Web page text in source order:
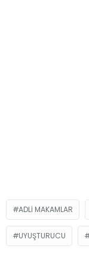
ADLI MAKAMLAR
UYUŞTURUCU